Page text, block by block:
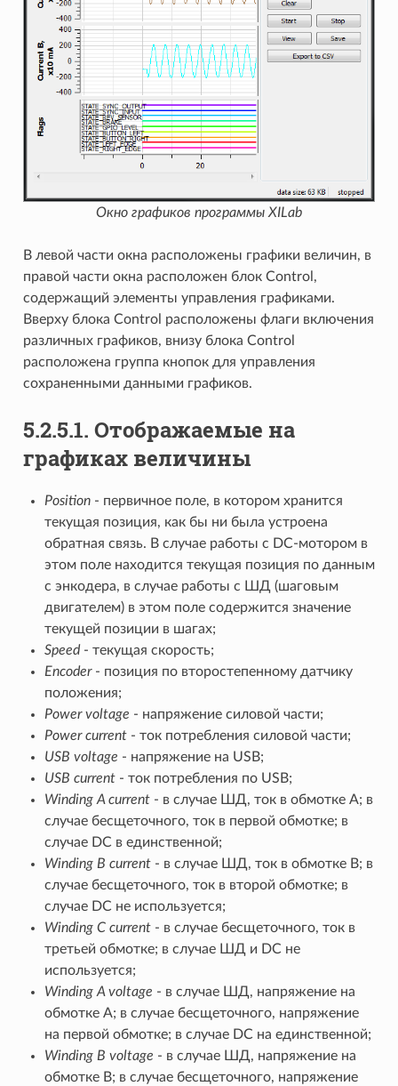
Окно графиков программы XILab
В левой части окна расположены графики величин, в
правой части окна расположен блок Control,
содержащий элементы управления графиками.
Вверху блока Control расположены флаги включения
различных графиков, внизу блока Control
расположена группа кнопок для управления
сохраненными данными графиков.
5.2.5.1. Отображаемые на
графиках величины
Position- первичное поле, в котором хранится
текущая позиция, как бы ни была устроена
обратная связь. В случае работы с DC-мотором в
этом поле находится текущая позиция по данным
с энкодера, в случае работы с ШД (шаговым
двигателем) в этом поле содержится значение
текущей позиции в шагах;
Speed- текущая скорость;
Encoder- позиция по второстепенному датчику
положения;
Power voltage - напряжение силовой части;
Power current- ток потребления силовой части;
USB voltage - напряжение на USB;
USB current- ток потребления по USB;
Winding A current- в случае ШД, ток в обмотке A; в
случае бесщеточного, ток в первой обмотке; в
случае DC в единственной;
Winding B current- в случае ШД, ток в обмотке B; в
случае бесщеточного, ток в второй обмотке; в
случае DC не используется;
Winding C current- в случае бесщеточного, ток в
третьей обмотке; в случае ШД и DC не
используется;
Winding A voltage - в случае ШД, напряжение на
обмотке A; в случае бесщеточного, напряжение
на первой обмотке; в случае DC на единственной;
Winding B voltage - в случае ШД, напряжение на
обмотке B; в случае бесщеточного, напряжение